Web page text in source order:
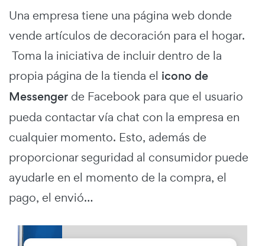
Una empresa tiene una página web donde
vende artículos de decoración para el hogar.
Toma la iniciativa de incluir dentro de la
propia página de la tienda el icono de
Messenger de Facebook para que el usuario
pueda contactar vía chat con la empresa en
cualquier momento. Esto, además de
proporcionar seguridad al consumidor puede
ayudarle en el momento de la compra, el
pago, el envió…